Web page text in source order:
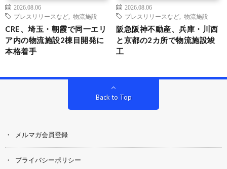
2026.08.06
プレスリリースなど
物流施設
CRE、埼玉・朝霞で同一エリ
ア内の物流施設2棟目開発に
本格着手
2026.08.06
プレスリリースなど
物流施設
阪急阪神不動産、兵庫・川西
と京都の2カ所で物流施設竣
工
Back to Top
メルマガ会員登録
プライバシーポリシー